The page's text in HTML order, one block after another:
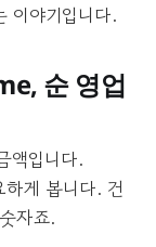
이야기입니다.
, 순 영업
액입니다.
게 봅니다. 건
자죠.